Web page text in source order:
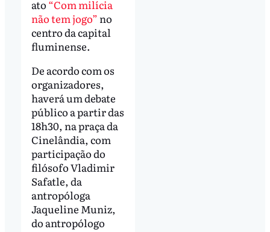
ato “Com milícia
não tem jogo” no
centro da capital
fluminense.
De acordo com os
organizadores,
haverá um debate
público a partir das
18h30, na praça da
Cinelândia, com
participação do
filósofo Vladimir
Safatle, da
antropóloga
Jaqueline Muniz,
do antropólogo